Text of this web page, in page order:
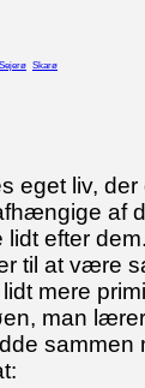
Sejerø Skarø
eget liv,
af
lidt efter dem.
til at være
mere
man